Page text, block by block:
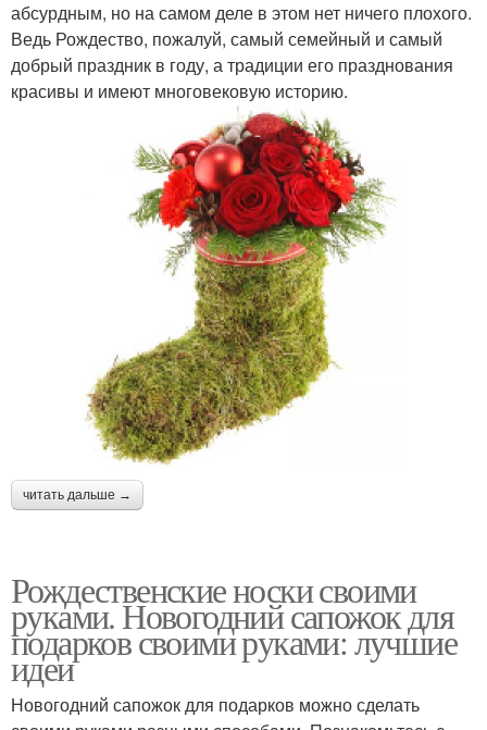
абсурдным, но на самом деле в этом нет ничего плохого.
Ведь Рождество, пожалуй, самый семейный и самый
добрый праздник в году, а традиции его празднования
красивы и имеют многовековую историю.
читать дальше →
Рождественские носки своими
руками. Новогодний сапожок для
подарков своими руками: лучшие
идеи
Новогодний сапожок для подарков можно сделать